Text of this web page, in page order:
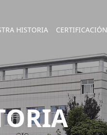
HISTORIA CERTIFICACIÓN